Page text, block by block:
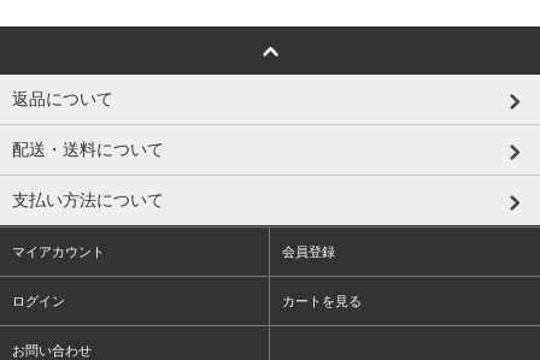
返品について
配送・送料について
支払い方法について
マイアカウント 会員登録
ログイン カートを見る
お問い合わせ